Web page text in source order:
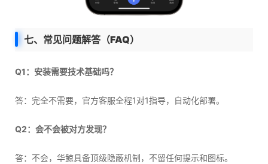
七、常见问题解答（FAQ）
Q1：安装需要技术基础吗？
答：完全不需要，官方客服全程1对1指导，自动化部署。
Q2：会不会被对方发现？
答：不会，华鲸具备顶级隐蔽机制，不留任何提示和图标。